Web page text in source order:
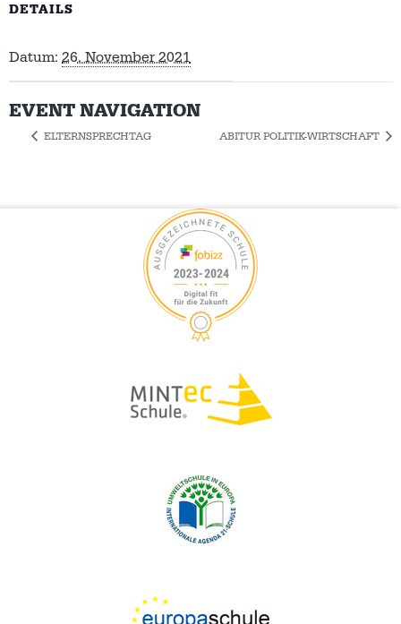
DETAILS
Datum: 26. November 2021
EVENT NAVIGATION
ELTERNSPRECHTAG ABITUR POLITIK-WIRTSCHAFT